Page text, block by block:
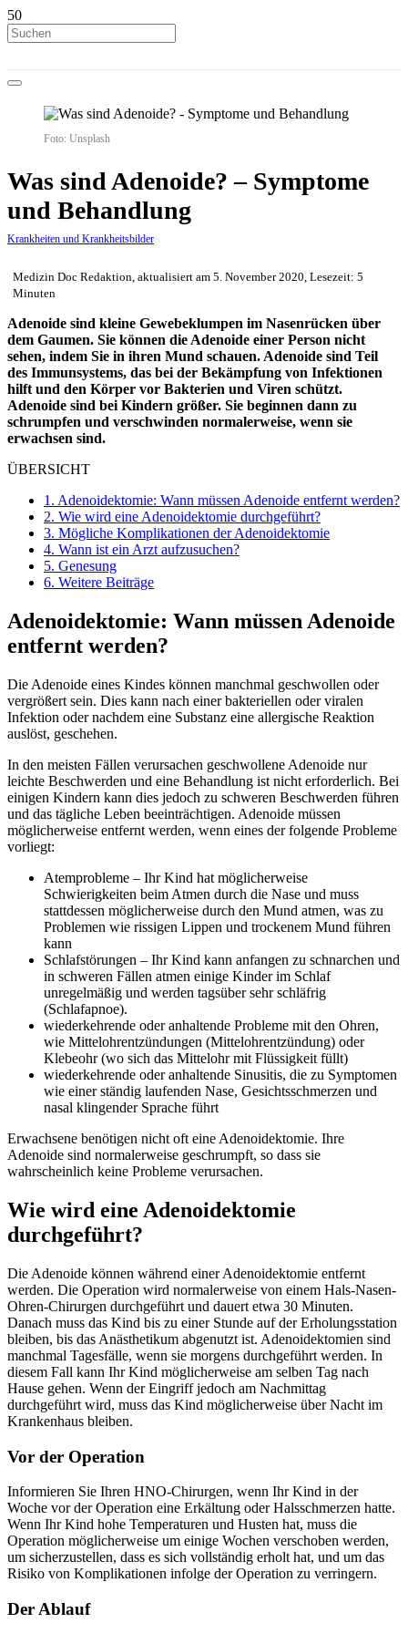
Foto: Unsplash
Was sind Adenoide? – Symptome
und Behandlung
Krankheiten und Krankheitsbilder
Medizin Doc Redaktion, aktualisiert am 5. November 2020, Lesezeit: 5
Minuten
Adenoide sind kleine Gewebeklumpen im Nasenrücken über
dem Gaumen. Sie können die Adenoide einer Person nicht
sehen, indem Sie in ihren Mund schauen. Adenoide sind Teil
des Immunsystems, das bei der Bekämpfung von Infektionen
hilft und den Körper vor Bakterien und Viren schützt.
Adenoide sind bei Kindern größer. Sie beginnen dann zu
schrumpfen und verschwinden normalerweise, wenn sie
erwachsen sind.
ÜBERSICHT
1. Adenoidektomie: Wann müssen Adenoide entfernt werden?
2. Wie wird eine Adenoidektomie durchgeführt?
3. Mögliche Komplikationen der Adenoidektomie
4. Wann ist ein Arzt aufzusuchen?
5. Genesung
6. Weitere Beiträge
Adenoidektomie: Wann müssen Adenoide
entfernt werden?
Die Adenoide eines Kindes können manchmal geschwollen oder
vergrößert sein. Dies kann nach einer bakteriellen oder viralen
Infektion oder nachdem eine Substanz eine allergische Reaktion
auslöst, geschehen.
In den meisten Fällen verursachen geschwollene Adenoide nur
leichte Beschwerden und eine Behandlung ist nicht erforderlich. Bei
einigen Kindern kann dies jedoch zu schweren Beschwerden führen
und das tägliche Leben beeinträchtigen. Adenoide müssen
möglicherweise entfernt werden, wenn eines der folgende Probleme
vorliegt:
Atemprobleme – Ihr Kind hat möglicherweise
Schwierigkeiten beim Atmen durch die Nase und muss
stattdessen möglicherweise durch den Mund atmen, was zu
Problemen wie rissigen Lippen und trockenem Mund führen
kann
Schlafstörungen – Ihr Kind kann anfangen zu schnarchen und
in schweren Fällen atmen einige Kinder im Schlaf
unregelmäßig und werden tagsüber sehr schläfrig
(Schlafapnoe).
wiederkehrende oder anhaltende Probleme mit den Ohren,
wie Mittelohrentzündungen (Mittelohrentzündung) oder
Klebeohr (wo sich das Mittelohr mit Flüssigkeit füllt)
wiederkehrende oder anhaltende Sinusitis, die zu Symptomen
wie einer ständig laufenden Nase, Gesichtsschmerzen und
nasal klingender Sprache führt
Erwachsene benötigen nicht oft eine Adenoidektomie. Ihre
Adenoide sind normalerweise geschrumpft, so dass sie
wahrscheinlich keine Probleme verursachen.
Wie wird eine Adenoidektomie
durchgeführt?
Die Adenoide können während einer Adenoidektomie entfernt
werden. Die Operation wird normalerweise von einem Hals-Nasen-
Ohren-Chirurgen durchgeführt und dauert etwa 30 Minuten.
Danach muss das Kind bis zu einer Stunde auf der Erholungsstation
bleiben, bis das Anästhetikum abgenutzt ist. Adenoidektomien sind
manchmal Tagesfälle, wenn sie morgens durchgeführt werden. In
diesem Fall kann Ihr Kind möglicherweise am selben Tag nach
Hause gehen. Wenn der Eingriff jedoch am Nachmittag
durchgeführt wird, muss das Kind möglicherweise über Nacht im
Krankenhaus bleiben.
Vor der Operation
Informieren Sie Ihren HNO-Chirurgen, wenn Ihr Kind in der
Woche vor der Operation eine Erkältung oder Halsschmerzen hatte.
Wenn Ihr Kind hohe Temperaturen und Husten hat, muss die
Operation möglicherweise um einige Wochen verschoben werden,
um sicherzustellen, dass es sich vollständig erholt hat, und um das
Risiko von Komplikationen infolge der Operation zu verringern.
Der Ablauf